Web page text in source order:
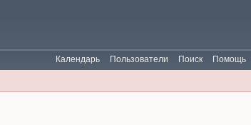
Помощь
Поиск
Пользователи
Календарь